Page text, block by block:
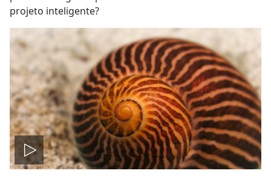
projeto inteligente?
Reproduzir